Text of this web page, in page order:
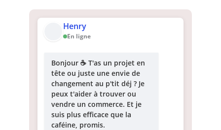
Henry
En ligne
Bonjour ☕ T'as un projet en
tête ou juste une envie de
changement au p'tit déj ? Je
peux t'aider à trouver ou
vendre un commerce. Et je
suis plus efficace que la
caféine, promis.